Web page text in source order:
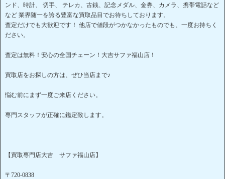
ンド、時計、 切手、 テレカ、古銭、記念メダル、金券、カメラ、携帯電話など
など 業界随一を誇る豊富な買取品目でお待ちしております。
査定だけでも大歓迎です！ 他店で値段がつかなかったものでも、一度お持ちく
ださい。
査定は無料！安心の全国チェーン！大吉サファ福山店！
買取店をお探しの方は、ぜひ当店まで♪
悩む前にまず一度ご来店ください。
専門スタッフが正確に鑑定致します。
【買取専門店大吉 サファ福山店】
〒720-0838